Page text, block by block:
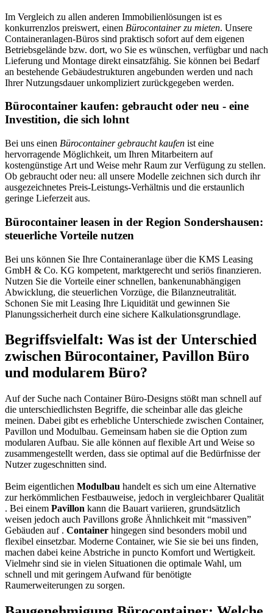
Im Vergleich zu allen anderen Immobilienlösungen ist es
konkurrenzlos preiswert, einen Bürocontainer zu mieten. Unsere
Containeranlagen-Büros sind praktisch sofort auf dem eigenen
Betriebsgelände bzw. dort, wo Sie es wünschen, verfügbar und nach
Lieferung und Montage direkt einsatzfähig. Sie können bei Bedarf
an bestehende Gebäudestrukturen angebunden werden und nach
Ihrer Nutzungsdauer unkompliziert zurückgegeben werden.
Bürocontainer kaufen: gebraucht oder neu - eine
Investition, die sich lohnt
Bei uns einen Bürocontainer gebraucht kaufen ist eine
hervorragende Möglichkeit, um Ihren Mitarbeitern auf
kostengünstige Art und Weise mehr Raum zur Verfügung zu stellen.
Ob gebraucht oder neu: all unsere Modelle zeichnen sich durch ihr
ausgezeichnetes Preis-Leistungs-Verhältnis und die erstaunlich
geringe Lieferzeit aus.
Bürocontainer leasen in der Region Sondershausen:
steuerliche Vorteile nutzen
Bei uns können Sie Ihre Containeranlage über die KMS Leasing
GmbH & Co. KG kompetent, marktgerecht und seriös finanzieren.
Nutzen Sie die Vorteile einer schnellen, bankenunabhängigen
Abwicklung, die steuerlichen Vorzüge, die Bilanzneutralität.
Schonen Sie mit Leasing Ihre Liquidität und gewinnen Sie
Planungssicherheit durch eine sichere Kalkulationsgrundlage.
Begriffsvielfalt: Was ist der Unterschied
zwischen Bürocontainer, Pavillon Büro
und modularem Büro?
Auf der Suche nach Container Büro-Designs stößt man schnell auf
die unterschiedlichsten Begriffe, die scheinbar alle das gleiche
meinen. Dabei gibt es erhebliche Unterschiede zwischen Container,
Pavillon und Modulbau. Gemeinsam haben sie die Option zum
modularen Aufbau. Sie alle können auf flexible Art und Weise so
zusammengestellt werden, dass sie optimal auf die Bedürfnisse der
Nutzer zugeschnitten sind.
Beim eigentlichen Modulbau handelt es sich um eine Alternative
zur herkömmlichen Festbauweise, jedoch in vergleichbarer Qualität
. Bei einem Pavillon kann die Bauart variieren, grundsätzlich
weisen jedoch auch Pavillons große Ähnlichkeit mit “massiven”
Gebäuden auf . Container hingegen sind besonders mobil und
flexibel einsetzbar. Moderne Container, wie Sie sie bei uns finden,
machen dabei keine Abstriche in puncto Komfort und Wertigkeit.
Vielmehr sind sie in vielen Situationen die optimale Wahl, um
schnell und mit geringem Aufwand für benötigte
Raumerweiterungen zu sorgen.